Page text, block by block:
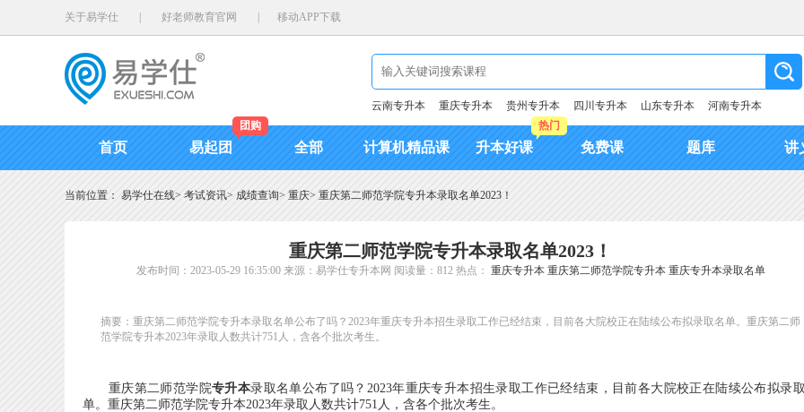
关于易学仕 好老师教育官网 移动APP下载
云南专升本 重庆专升本 贵州专升本 四川专升本 山东专升本 河南专升本
首页 易起团
团购
全部 计算机精品课 升本好课
热门
免费课 题库 讲
当前位置： 易学仕在线> 考试资讯> 成绩查询> 重庆> 重庆第二师范学院专升本录取名单2023！
重庆第二师范学院专升本录取名单2023！
发布时间：2023-05-29 16:35:00 来源：易学仕专升本网 阅读量：812 热点： 重庆专升本 重庆第二师范学院专升本 重庆专升本录取名单
摘要：重庆第二师范学院专升本录取名单公布了吗？2023年重庆专升本招生录取工作已经结束，目前各大院校正在陆续公布拟录取名单。重庆第二师
范学院专升本2023年录取人数共计751人，含各个批次考生。
重庆第二师范学院专升本录取名单公布了吗？2023年重庆专升本招生录取工作已经结束，目前各大院校正在陆续公布拟录
单。重庆第二师范学院专升本2023年录取人数共计751人，含各个批次考生。